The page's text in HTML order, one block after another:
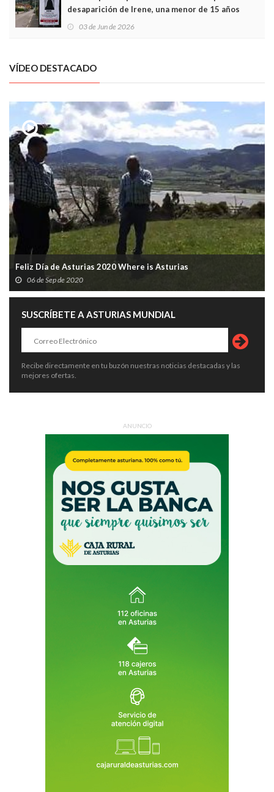
desaparición de Irene, una menor de 15 años
03 de Jun de 2026
VÍDEO DESTACADO
Feliz Día de Asturias 2020 Where is Asturias
06 de Sep de 2020
SUSCRÍBETE A ASTURIAS MUNDIAL
Recibe directamente en tu buzón nuestras noticias destacadas y las
mejores ofertas.
ANUNCIO